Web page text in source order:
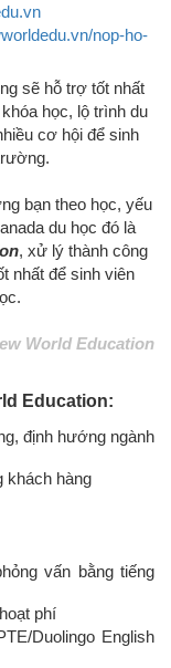
nop-ho-
sẽ hỗ trợ tốt nhất
học, lộ trình du
cơ hội để sinh
bạn theo học, yếu
du học đó là
, xử lý thành công
nhất để sinh viên
.
World Education
Education:
định hướng ngành
khách hàng
vấn bằng tiếng
phí
/Duolingo English